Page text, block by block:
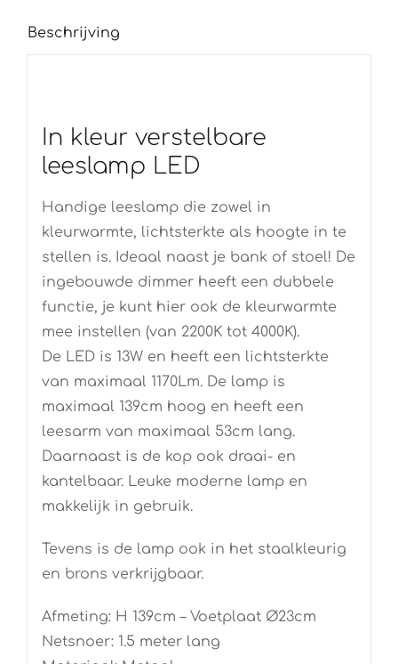
Beschrijving
In kleur verstelbare
leeslamp LED
Handige leeslamp die zowel in
kleurwarmte, lichtsterkte als hoogte in te
stellen is. Ideaal naast je bank of stoel! De
ingebouwde dimmer heeft een dubbele
functie, je kunt hier ook de kleurwarmte
mee instellen (van 2200K tot 4000K).
De LED is 13W en heeft een lichtsterkte
van maximaal 1170Lm. De lamp is
maximaal 139cm hoog en heeft een
leesarm van maximaal 53cm lang.
Daarnaast is de kop ook draai- en
kantelbaar. Leuke moderne lamp en
makkelijk in gebruik.
Tevens is de lamp ook in het staalkleurig
en brons verkrijgbaar.
Afmeting: H 139cm – Voetplaat Ø23cm
Netsnoer: 1.5 meter lang